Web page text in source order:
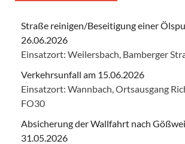
Straße reinigen/Beseitigung einer
26.06.2026
Einsatzort: Weilersbach, Bamberger
Verkehrsunfall am 15.06.2026
Einsatzort: Wannbach, Ortsausgang
FO30
Absicherung der Wallfahrt nach
31.05.2026